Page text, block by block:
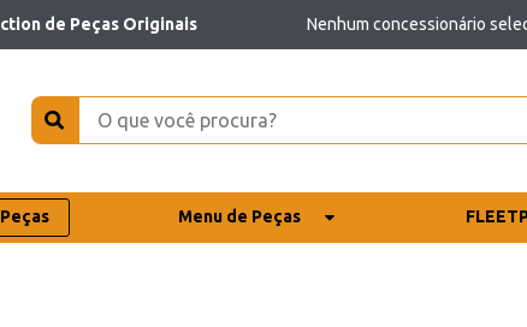
de Peças Originais Nenhum concessionário
Menu de Peças